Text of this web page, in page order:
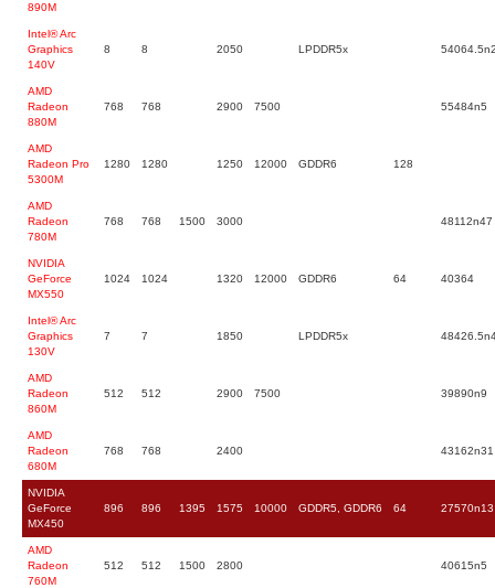
890M
Intel® Arc
Graphics
140V
8 8 2050 LPDDR5x
AMD
Radeon
880M
768 768 2900 7500 55484n5
AMD
Radeon Pro
5300M
1280 1280 1250 12000 GDDR6 128
AMD
Radeon
780M
768 768 1500 3000 48112n47
NVIDIA
GeForce
MX550
1024 1024 1320 12000 GDDR6 64 40364
Intel® Arc
Graphics
130V
7 7 1850 LPDDR5x
AMD
Radeon
860M
512 512 2900 7500 39890n9
AMD
Radeon
680M
768 768 2400 43162n31
NVIDIA
GeForce
MX450
896 896 1395 1575 10000 GDDR5, GDDR6 64 27570n13
AMD
Radeon
760M
512 512 1500 2800 40615n5